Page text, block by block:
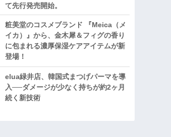
て先行発売開始。
粧美堂のコスメブランド 『Meica（メ
イカ）』から、金木犀＆フィグの香り
に包まれる濃厚保湿ケアアイテムが新
登場！
elua緑井店、韓国式まつげパーマを導
入──ダメージが少なく持ちが約2ヶ月
続く新技術